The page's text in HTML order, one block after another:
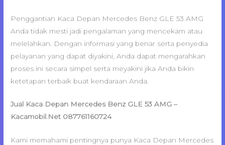
Penggantian Kaca Depan Mercedes Benz GLE 53 AMG
Anda tidak mesti jadi pengalaman yang mencekam atau
melelahkan. Dengan informasi yang benar serta penyedia
pelayanan yang dapat diyakini, Anda dapat mengarahkan
proses ini secara simpel serta meyakini jika Anda bikin
ketetapan terbaik buat kendaraan Anda.
Jual Kaca Depan Mercedes Benz GLE 53 AMG –
Kacamobil.Net 087761160724
Kami memahami pentingnya punya Kaca Depan Mercedes